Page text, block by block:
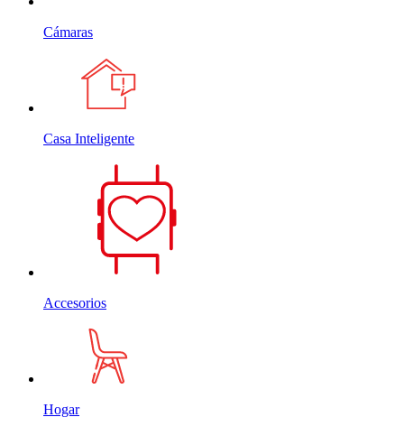
Cámaras
Casa Inteligente
Accesorios
Hogar